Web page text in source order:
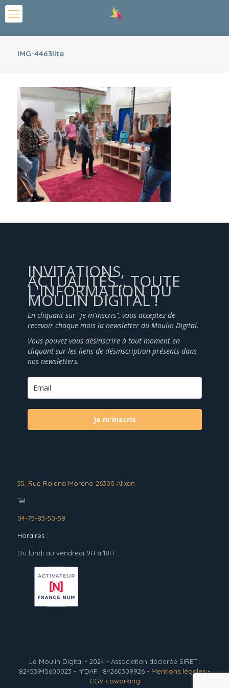
IMG-4463lite
INVITATIONS,
ACTUALITÉS... TOUTE
L'INFORMATION DU
MOULIN DIGITAL !
En cliquant sur "je m'inscris", vous acceptez de
recevoir chaque mois la newsletter du Moulin Digital.
Vous pouvez vous désinscrire à tout moment en
cliquant sur les liens de désinscription présents dans
nos newsletters.
Je m'inscris
55, Rue Roland Moreno 26300 Alixan
Tel :
04-75-83-50-58
Horaires :
Du lundi au vendredi 9H à 18H
Le Moulin Digital - 2024 - Association déclarée SIRET :
82453945600023 - n°DAF : 84260309926 - Mentions légales-
CGV coworking